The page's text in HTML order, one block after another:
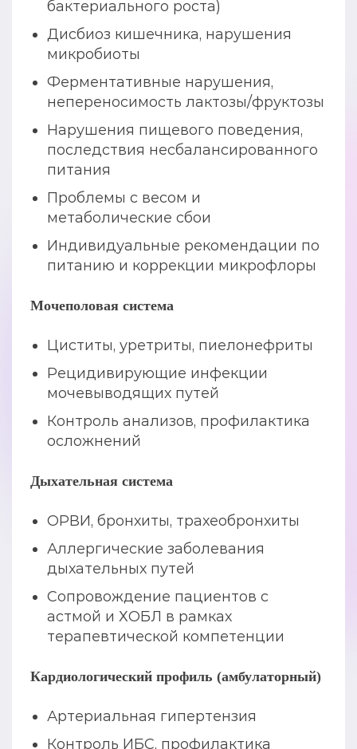
бактериального роста)
Дисбиоз кишечника, нарушения
микробиоты
Ферментативные нарушения,
непереносимость лактозы/фруктозы
Нарушения пищевого поведения,
последствия несбалансированного
питания
Проблемы с весом и
метаболические сбои
Индивидуальные рекомендации по
питанию и коррекции микрофлоры
Мочеполовая система
Циститы, уретриты, пиелонефриты
Рецидивирующие инфекции
мочевыводящих путей
Контроль анализов, профилактика
осложнений
Дыхательная система
ОРВИ, бронхиты, трахеобронхиты
Аллергические заболевания
дыхательных путей
Сопровождение пациентов с
астмой и ХОБЛ в рамках
терапевтической компетенции
Кардиологический профиль (амбулаторный)
Артериальная гипертензия
Контроль ИБС, профилактика